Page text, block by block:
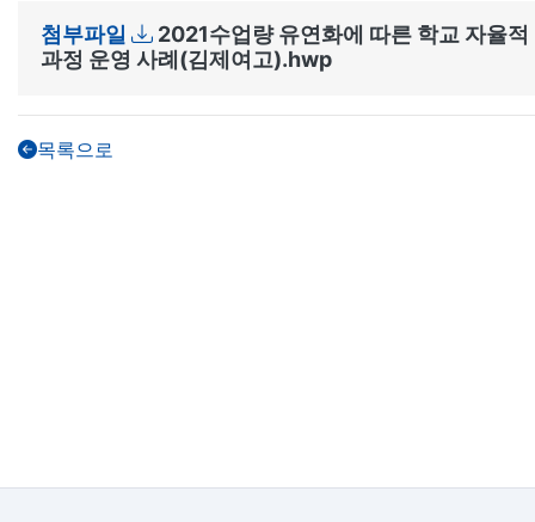
첨부파일
2021수업량 유연화에 따른 학교 자율적
과정 운영 사례(김제여고).hwp
목록으로